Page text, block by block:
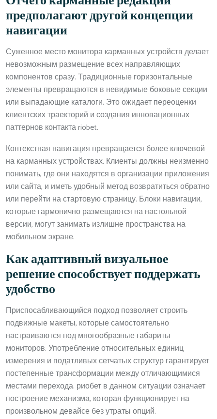
предполагают другой концепции
навигации
Суженное место монитора карманных устройств делает
невозможным размещение всех направляющих
компонентов сразу. Традиционные горизонтальные
элементы превращаются в невидимые боковые секции
или выпадающие каталоги. Это ожидает переоценки
клиентских траекторий и создания инновационных
паттернов контакта riobet.
Контекстная навигация превращается более ключевой
на карманных устройствах. Клиенты должны неизменно
понимать, где они находятся в организации приложения
или сайта, и иметь удобный метод возвратиться обратно
или перейти на стартовую страницу. Блоки навигации,
которые гармонично размещаются на настольной
версии, могут занимать излишне пространства на
мобильном экране.
Как адаптивный визуальное
решение способствует поддержать
удобство
Приспосабливающийся подход позволяет строить
подвижные макеты, которые самостоятельно
настраиваются под многообразные габариты
мониторов. Употребление относительных единиц
измерения и податливых сетчатых структур гарантирует
постепенные трансформации между отличающимися
местами перехода. риобет в данном ситуации означает
построение механизма, которая функционирует на
произвольном девайсе без утраты опций.